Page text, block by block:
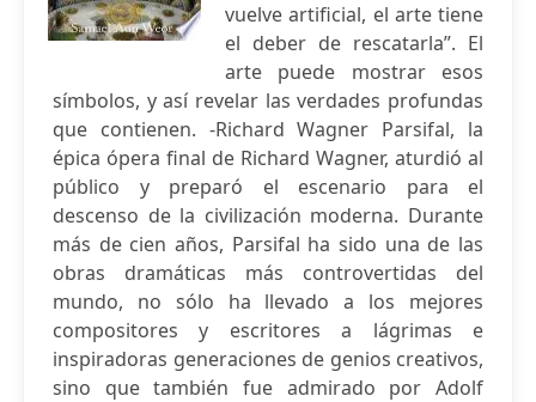
vuelve artificial, el arte tiene
el deber de rescatarla”. El
arte puede mostrar esos
símbolos, y así revelar las verdades profundas
que contienen. -Richard Wagner Parsifal, la
épica ópera final de Richard Wagner, aturdió al
público y preparó el escenario para el
descenso de la civilización moderna. Durante
más de cien años, Parsifal ha sido una de las
obras dramáticas más controvertidas del
mundo, no sólo ha llevado a los mejores
compositores y escritores a lágrimas e
inspiradoras generaciones de genios creativos,
sino que también fue admirado por Adolf